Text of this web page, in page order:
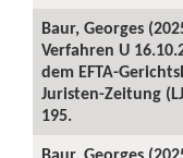
Baur, Georges
Verfahren U
dem EFTA-
Juristen-Zeitung
195.